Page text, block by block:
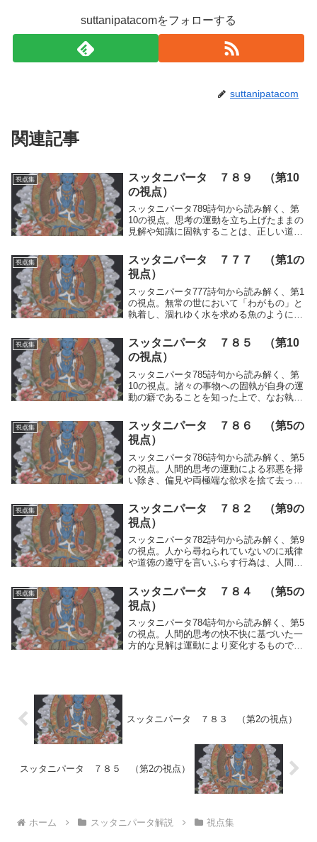
suttanipatacomをフォローする
suttanipatacom
関連記事
視点集
スッタニパータ ７８９ （第10
の視点）
スッタニパータ789詩句から読み解く、第
10の視点。思考の運動を立ち上げたままの
見解や知識に固執することは、正しい道で
の停滞を招く偏見であることを記録。修行
の本質を記録。
視点集
スッタニパータ ７７７ （第1の
視点）
スッタニパータ777詩句から読み解く、第1
の視点。無常の世において「わがもの」と
執着し、涸れゆく水を求める魚のように動
止め、一時的な状態や他者との比較に囚わ
れず、世を遍歴する修行の本質を記録。
視点集
スッタニパータ ７８５ （第10
の視点）
スッタニパータ785詩句から読み解く、第
10の視点。諸々の事物への固執が自身の運
動の癖であることを知った上で、なお執着
まって快不快の運動を立ち上げ、物事を斥
けたり執ったりする習性について、修行の
本質を記録。
視点集
スッタニパータ ７８６ （第5の
視点）
スッタニパータ786詩句から読み解く、第5
の視点。人間的思考の運動による邪悪を掃
い除き、偏見や両極端な欲求を捨て去った
ち、何ものにも頼らず近づくことのない真
理の姿について、修行の本質を記録。
視点集
スッタニパータ ７８２ （第9の
視点）
スッタニパータ782詩句から読み解く、第9
の視点。人から尋ねられていないのに戒律
や道徳の遵守を言いふらす行為は、人間的
である。真理に達した人は、そのような者
を「下劣な人」と語るという修行の本質を
記録。
視点集
スッタニパータ ７８４ （第5の
視点）
スッタニパータ784詩句から読み解く、第5
の視点。人間的思考の快不快に基づいた一
方的な見解は運動により変化するものであ
スッタニパータ ７８３ （第2の視点）
スッタニパータ ７８５ （第2の視点）
ホーム スッタニパータ解説 視点集